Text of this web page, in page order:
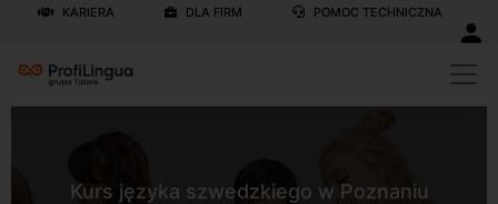
KARIERA DLA FIRM POMOC TECHNICZNA
Kurs języka szwedzkiego w Poznaniu